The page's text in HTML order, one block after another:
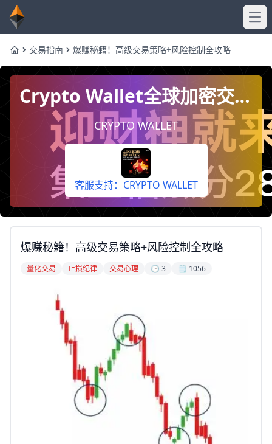
Home交易指南 爆赚秘籍！高级交易策略+风险控制全攻略
Crypto Wallet全球加密交易
平台，下载App即享奖励。
CRYPTO WALLET
客服支持：CRYPTO WALLET
爆赚秘籍！高级交易策略+风险控制全攻略
量化交易 止损纪律 交易心理 🕒 3 🗒️ 1056